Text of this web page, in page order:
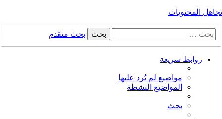
تجاهل المحتويات
بحث بحث متقدم
روابط سريعة
مواضيع لم يُرد عليها
المواضيع النشطة
بحث